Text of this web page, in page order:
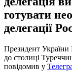
готувати
делегації
Президент
до столиці
повідомив у